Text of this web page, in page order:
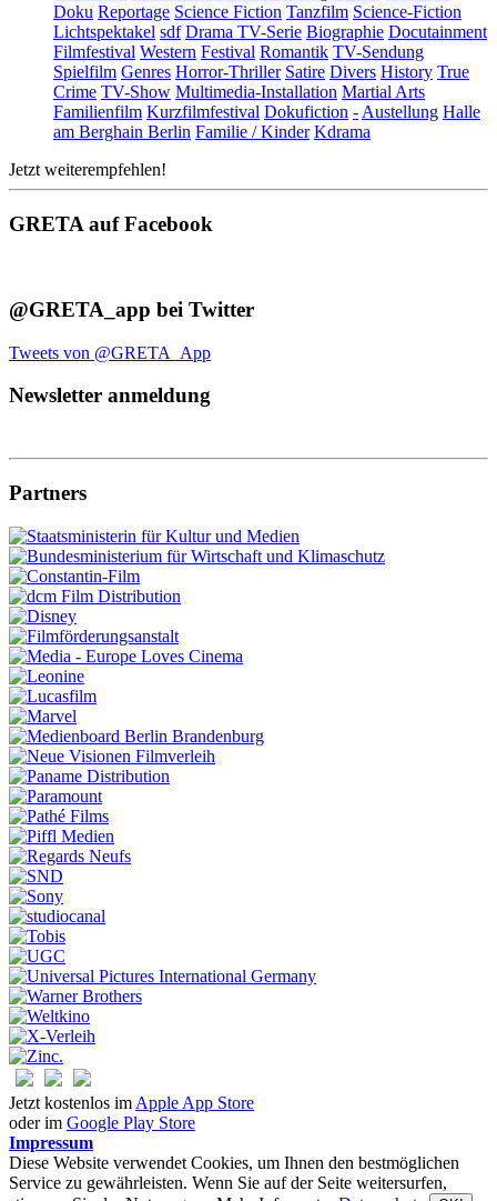
Doku Reportage Science Fiction Tanzfilm Science-Fiction
Lichtspektakel sdf Drama TV-Serie Biographie Docutainment
Filmfestival Western Festival Romantik TV-Sendung
Spielfilm Genres Horror-Thriller Satire Divers History True
Crime TV-Show Multimedia-Installation Martial Arts
Familienfilm Kurzfilmfestival Dokufiction - Austellung Halle
am Berghain Berlin Familie / Kinder Kdrama
Jetzt weiterempfehlen!
GRETA auf Facebook
@GRETA_app bei Twitter
Tweets von @GRETA_App
Newsletter anmeldung
Partners
Jetzt kostenlos im Apple App Store
oder im Google Play Store
Impressum
Diese Website verwendet Cookies, um Ihnen den bestmöglichen
Service zu gewährleisten. Wenn Sie auf der Seite weitersurfen,